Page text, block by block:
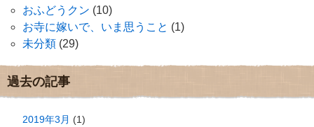
おふどうクン (10)
お寺に嫁いで、いま思うこと (1)
未分類 (29)
過去の記事
2019年3月 (1)